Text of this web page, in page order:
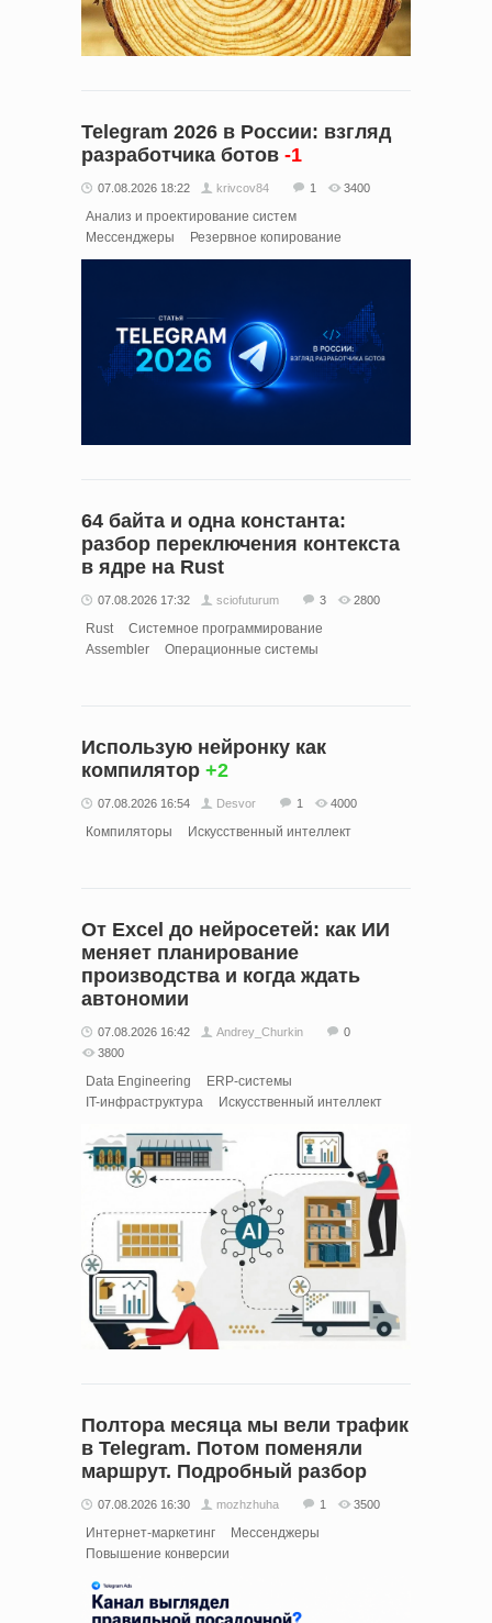
Telegram 2026 в России: взгляд
разработчика ботов -1
07.08.2026 18:22 krivcov84 1 3400
Анализ и проектирование систем
Мессенджеры
Резервное копирование
64 байта и одна константа:
разбор переключения контекста
в ядре на Rust
07.08.2026 17:32 sciofuturum 3 2800
Rust
Системное программирование
Assembler
Операционные системы
Использую нейронку как
компилятор +2
07.08.2026 16:54 Desvor 1 4000
Компиляторы Искусственный интеллект
От Excel до нейросетей: как ИИ
меняет планирование
производства и когда ждать
автономии
07.08.2026 16:42 Andrey_Churkin
0
3800
Data Engineering
ERP-системы
IT-инфраструктура
Искусственный интеллект
Полтора месяца мы вели трафик
в Telegram. Потом поменяли
маршрут. Подробный разбор
07.08.2026 16:30 mozhzhuha 1 3500
Интернет-маркетинг
Мессенджеры
Повышение конверсии